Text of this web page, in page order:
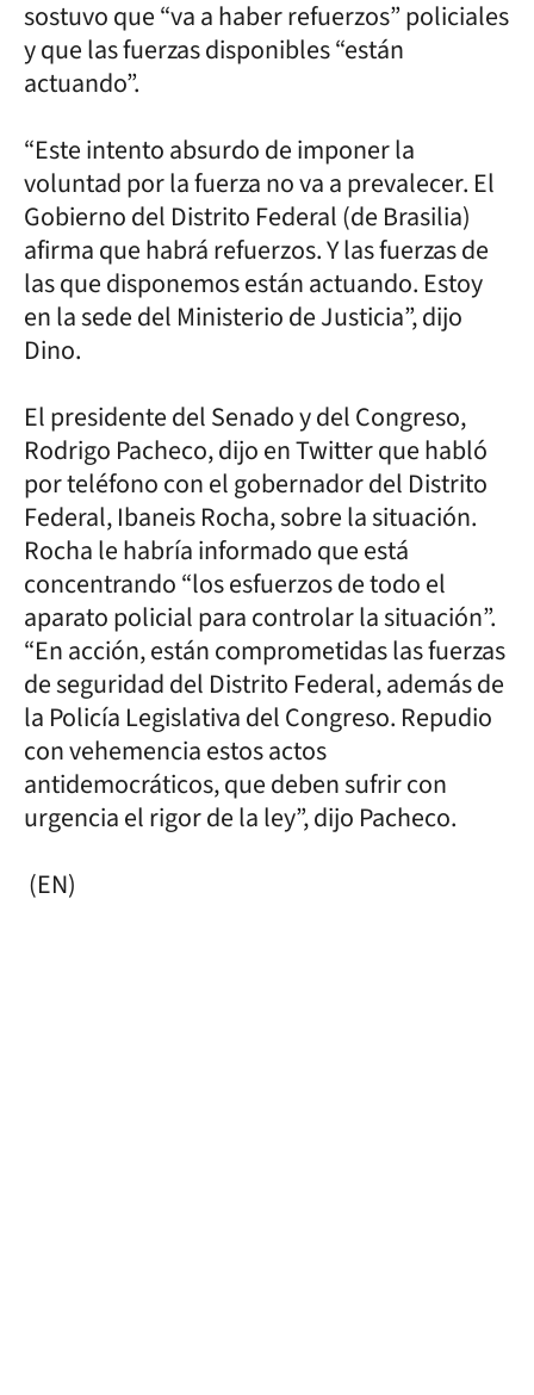
sostuvo que “va a haber refuerzos” policiales
y que las fuerzas disponibles “están
actuando”.
“Este intento absurdo de imponer la
voluntad por la fuerza no va a prevalecer. El
Gobierno del Distrito Federal (de Brasilia)
afirma que habrá refuerzos. Y las fuerzas de
las que disponemos están actuando. Estoy
en la sede del Ministerio de Justicia”, dijo
Dino.
El presidente del Senado y del Congreso,
Rodrigo Pacheco, dijo en Twitter que habló
por teléfono con el gobernador del Distrito
Federal, Ibaneis Rocha, sobre la situación.
Rocha le habría informado que está
concentrando “los esfuerzos de todo el
aparato policial para controlar la situación”.
“En acción, están comprometidas las fuerzas
de seguridad del Distrito Federal, además de
la Policía Legislativa del Congreso. Repudio
con vehemencia estos actos
antidemocráticos, que deben sufrir con
urgencia el rigor de la ley”, dijo Pacheco.
(EN)